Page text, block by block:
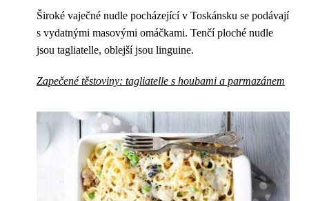
Široké vaječné nudle pocházející v Toskánsku se podávají
s vydatnými masovými omáčkami. Tenčí ploché nudle
jsou tagliatelle, oblejší jsou linguine.
Zapečené těstoviny: tagliatelle s houbami a parmazánem